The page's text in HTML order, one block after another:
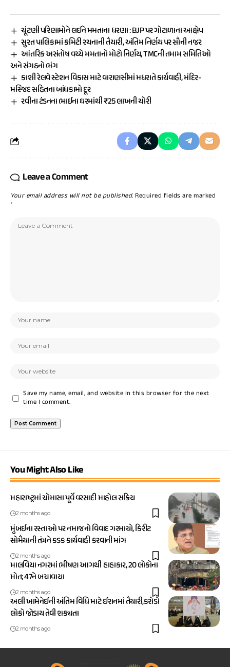
ચૂંટણી પરિણામોને લઈને મમતાના ધરણા : BJP પર ગોટાળાના આક્ષેપ
સુરત પાલિકામાં કમિટી રચનાની તૈયારી, અંતિમ નિર્ણય પર સૌની નજર
આંતરિક અસંતોષ વચ્ચે મમતાનો મોટો નિર્ણય, TMCની તમામ સમિતિઓ
અને સંગઠનો ભંગ
કાશી રેલવે સ્ટેશન વિકાસ માટે વારાણસીમાં મધરાતે કાર્યવાહી, મંદિર-
મસ્જિદ સહિતના બાંધકામો દૂર
રવીના ટંડનના ભાઈના ઘરમાંથી ₹25 લાખની ચોરી
Leave a Comment
Your email address will not be published. Required fields are marked
*
Save my name, email, and website in this browser for the next
time I comment.
You Might Also Like
મહારાષ્ટ્રમાં ચોમાસા પૂર્વે વરસાદી માહોલ સક્રિય
2 months ago
મુંબઈના રસ્તાઓ પર નમાજનો વિવાદ ગરમાયો, કિરીટ
સોમૈયાની તંત્રને કડક કાર્યવાહી કરવાની માંગ
2 months ago
માલવિયા નગરમાં ભીષણ આગથી હાહાકાર, 20 લોકોના
મોત; 47ને બચાવાયા
2 months ago
અલી ખામેનેઈની અંતિમ વિધિ માટે ઈરાનમાં તૈયારી,કરોડો
લોકો જોડાય તેવી શક્યતા
2 months ago